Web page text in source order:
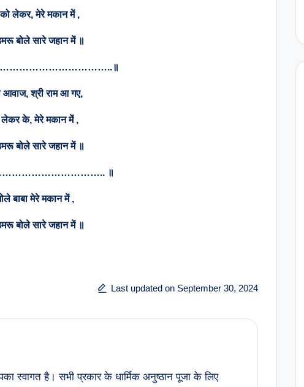
को लेकर, मेरे मकान में ,
बोले सारे जहान में ॥
श्री राम आ गए,
लेकर के, मेरे मकान में ,
बोले सारे जहान में ॥
॥
बाबा मेरे मकान में ,
बोले सारे जहान में ॥
Last updated on September 30, 2024
स्वागत है। सभी प्रकार के धार्मिक अनुष्ठान पूजा के लिए